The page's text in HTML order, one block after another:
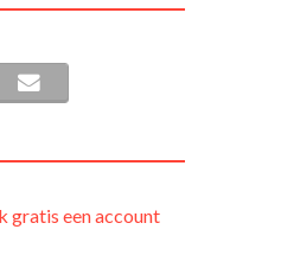
gratis een account